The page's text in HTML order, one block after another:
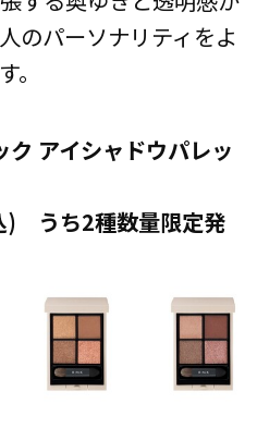
のパーソナリティをよ
。
アイシャドウパレッ
) うち2種数量限定発